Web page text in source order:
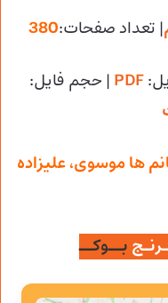
| تعداد صفحات:380
PDF | حجم فایل:
ها موسوی، علیزاده
بــوکــ